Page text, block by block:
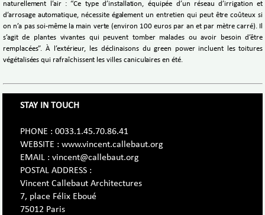
naturellement l’air : “Ce type d’installation, équipée d’un réseau d’irrigation et
d’arrosage automatique, nécessite également un entretien qui peut être coûteux si
on n’a pas soi-même la main verte (environ 100 euros par an et par mètre carré). Il
s’agit de plantes vivantes qui peuvent tomber malades ou avoir besoin d’être
remplacées”. À l’extérieur, les déclinaisons du green power incluent les toitures
végétalisées qui rafraîchissent les villes caniculaires en été.
STAY IN TOUCH
PHONE : 0033.1.45.70.86.41
WEBSITE : www.vincent.callebaut.org
EMAIL : vincent@callebaut.org
POSTAL ADDRESS :
Vincent Callebaut Architectures
7, place Félix Eboué
75012 Paris